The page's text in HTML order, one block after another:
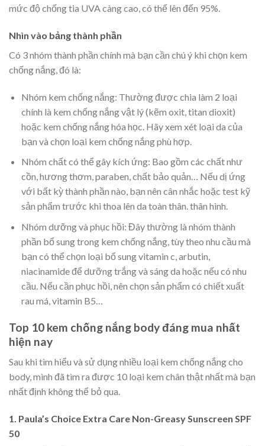
mức độ chống tia UVA càng cao, có thể lên đến 95%.
Nhìn vào bảng thành phần
Có 3 nhóm thành phần chính mà bạn cần chú ý khi chọn kem
chống nắng, đó là:
Nhóm kem chống nắng: Thường được chia làm 2 loại
chính là kem chống nắng vật lý (kẽm oxit, titan dioxit)
hoặc kem chống nắng hóa học. Hãy xem xét loại da của
bạn và chọn loại kem chống nắng phù hợp.
Nhóm chất có thể gây kích ứng: Bao gồm các chất như
cồn, hương thơm, paraben, chất bảo quản… Nếu dị ứng
với bất kỳ thành phần nào, bạn nên cân nhắc hoặc test kỹ
sản phẩm trước khi thoa lên da toàn thân. thân hình.
Nhóm dưỡng và phục hồi: Đây thường là nhóm thành
phần bổ sung trong kem chống nắng, tùy theo nhu cầu mà
bạn có thể chọn loại bổ sung vitamin c, arbutin,
niacinamide để dưỡng trắng và sáng da hoặc nếu có nhu
cầu. Nếu cần phục hồi, nên chọn sản phẩm có chiết xuất
rau má, vitamin B5…
Top 10 kem chống nắng body đáng mua nhất
hiện nay
Sau khi tìm hiểu và sử dụng nhiều loại kem chống nắng cho
body, mình đã tìm ra được 10 loại kem chân thật nhất mà bạn
nhất định không thể bỏ qua.
1. Paula’s Choice Extra Care Non-Greasy Sunscreen SPF
50